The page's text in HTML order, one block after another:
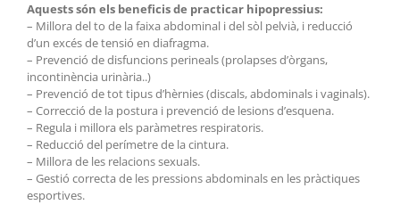
TREBALLA AMB NOSALTRES!
Aquests són els beneficis de practicar hipopressius:
– Millora del to de la faixa abdominal i del sòl pelvià, i reducció
d’un excés de tensió en diafragma.
– Prevenció de disfuncions perineals (prolapses d’òrgans,
incontinència urinària..)
– Prevenció de tot tipus d’hèrnies (discals, abdominals i vaginals).
– Correcció de la postura i prevenció de lesions d’esquena.
– Regula i millora els paràmetres respiratoris.
– Reducció del perímetre de la cintura.
– Millora de les relacions sexuals.
– Gestió correcta de les pressions abdominals en les pràctiques
esportives.